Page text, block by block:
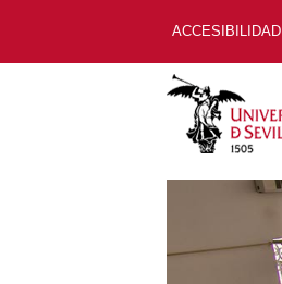
ACCESIBILIDAD